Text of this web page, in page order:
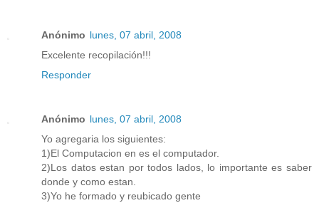
Anónimo lunes, 07 abril, 2008
Excelente recopilación!!!
Responder
Anónimo lunes, 07 abril, 2008
Yo agregaria los siguientes:
1)El Computacion en es el computador.
2)Los datos estan por todos lados, lo importante es saber
donde y como estan.
3)Yo he formado y reubicado gente